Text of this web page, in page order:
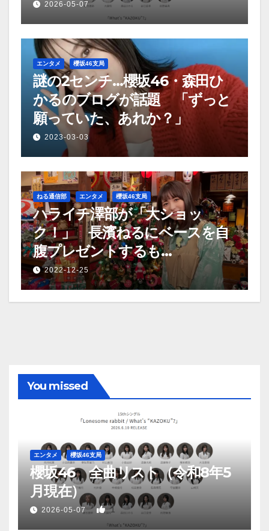
2026-05-07
エンタメ 櫻坂46支局
謎の2センチ…櫻坂46・森田ひ
かるのブログが話題 「ずっと
願っていた、あれか？」
2023-03-03
ねる通信部 エンタメ 櫻坂46支局
ハライチ澤部が「大ショッ
ク！」 長濱ねるにベースを自
腹プレゼントするも…
2022-12-25
You missed
エンタメ 櫻坂46支局
櫻坂46 全曲リスト（令和8年5
月現在）
2026-05-07 1